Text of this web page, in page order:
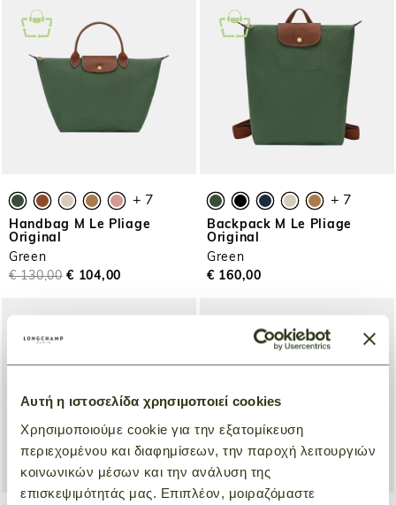
Αυτή η ιστοσελίδα χρησιμοποιεί cookies
Χρησιμοποιούμε cookie για την εξατομίκευση
περιεχομένου και διαφημίσεων, την παροχή λειτουργιών
κοινωνικών μέσων και την ανάλυση της
επισκεψιμότητάς μας. Επιπλέον, μοιραζόμαστε
+ 7
Handbag M Le Pliage
Original
Green
€ 130,00 € 104,00
+ 7
Backpack M Le Pliage
Original
Green
€ 160,00